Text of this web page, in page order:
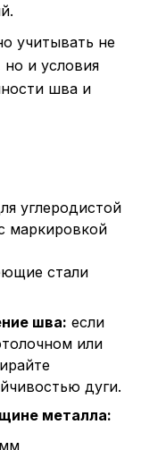
учитывать не
но и условия
шва и
углеродистой
маркировкой
стали
шва: если
или
дуги.
металла: